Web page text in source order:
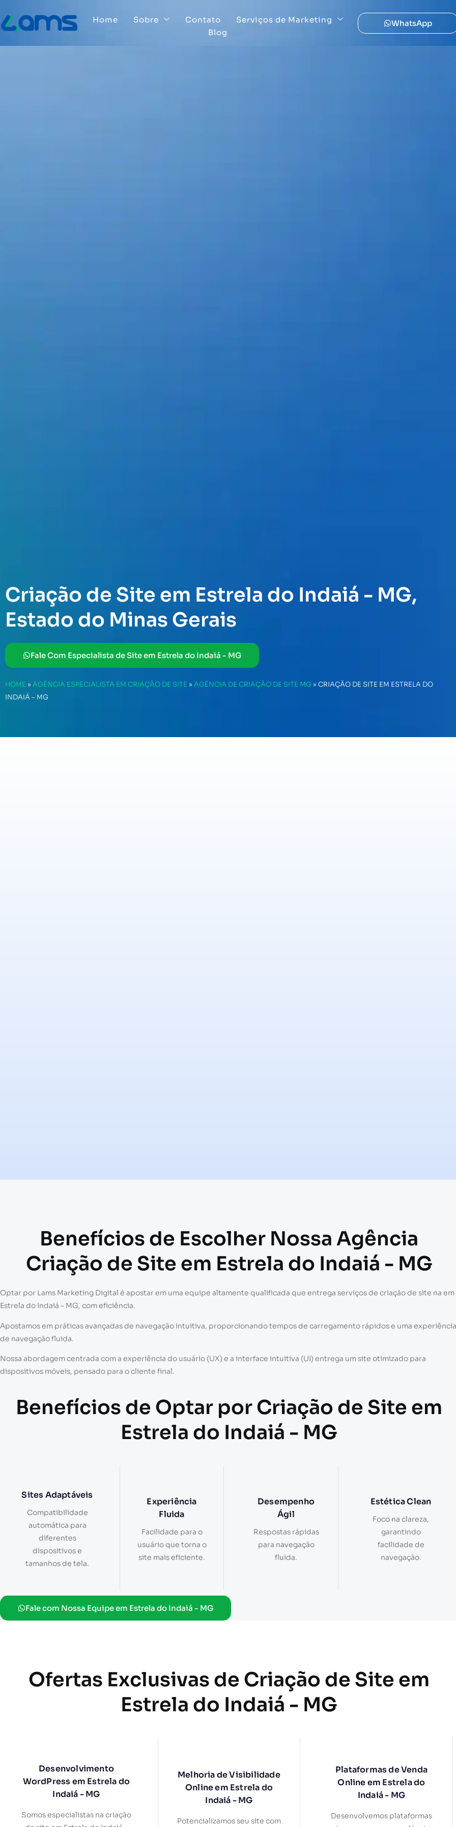
Home Sobre Contato
Serviços de Marketing
Blog
WhatsApp
Criação de Site em Estrela do Indaiá - MG,
Estado do Minas Gerais
Fale Com Especialista de Site em Estrela do Indaiá - MG
HOME » AGÊNCIA ESPECIALISTA EM CRIAÇÃO DE SITE » AGÊNCIA DE CRIAÇÃO DE SITE MG » CRIAÇÃO DE SITE EM ESTRELA DO
INDAIÁ – MG
Benefícios de Escolher Nossa Agência
Criação de Site em Estrela do Indaiá - MG
Optar por Lams Marketing Digital é apostar em uma equipe altamente qualificada que entrega serviços de criação de site na em
Estrela do Indaiá – MG, com eficiência.
Apostamos em práticas avançadas de navegação intuitiva, proporcionando tempos de carregamento rápidos e uma experiência
de navegação fluida.
Nossa abordagem centrada com a experiência do usuário (UX) e a interface intuitiva (UI) entrega um site otimizado para
dispositivos móveis, pensado para o cliente final.
Benefícios de Optar por Criação de Site em
Estrela do Indaiá - MG
Sites Adaptáveis
Compatibilidade
automática para
diferentes
dispositivos e
tamanhos de tela.
Experiência
Fluida
Facilidade para o
usuário que torna o
site mais eficiente.
Desempenho
Ágil
Respostas rápidas
para navegação
fluida.
Estética Clean
Foco na clareza,
garantindo
facilidade de
navegação.
Fale com Nossa Equipe em Estrela do Indaiá - MG
Ofertas Exclusivas de Criação de Site em
Estrela do Indaiá - MG
Desenvolvimento
WordPress em Estrela do
Indaiá - MG
Somos especialistas na criação
Melhoria de Visibilidade
Online em Estrela do
Indaiá - MG
Potencializamos seu site com
Plataformas de Venda
Online em Estrela do
Indaiá - MG
Desenvolvemos plataformas